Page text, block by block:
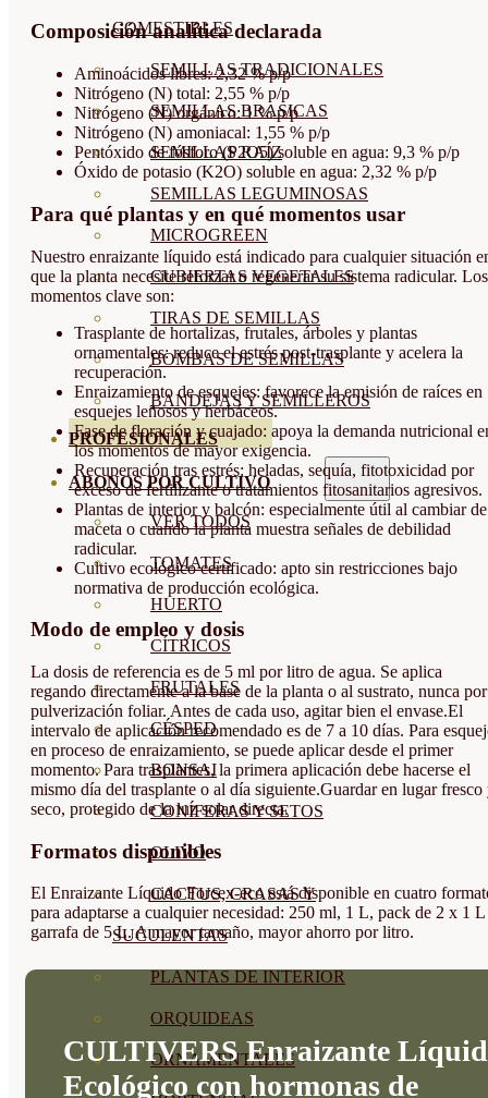
COMESTIBLES
SEMILLAS TRADICIONALES
SEMILLAS BRASICAS
SEMILLAS RAÍZ
SEMILLAS LEGUMINOSAS
MICROGREEN
CUBIERTAS VEGETALES
TIRAS DE SEMILLAS
BOMBAS DE SEMILLAS
BANDEJAS Y SEMILLEROS
PROFESIONALES
ABONOS POR CULTIVO
VER TODOS
TOMATES
HUERTO
CÍTRICOS
FRUTALES
CÉSPED
BONSAI
CONÍFERAS Y SETOS
OLIVO
CACTUS, CRASAS Y
SUCULENTAS
PLANTAS DE INTERIOR
ORQUIDEAS
ORNAMENTALES
Composición analítica declarada
Aminoácidos libres: 2,32 % p/p
Nitrógeno (N) total: 2,55 % p/p
Nitrógeno (N) orgánico: 1 % p/p
Nitrógeno (N) amoniacal: 1,55 % p/p
Pentóxido de fósforo (P2O5) soluble en agua: 9,3 % p/p
Óxido de potasio (K2O) soluble en agua: 2,32 % p/p
Para qué plantas y en qué momentos usar
Nuestro enraizante líquido está indicado para cualquier situación
que la planta necesite reforzar o regenerar su sistema radicular. Los
momentos clave son:
Trasplante de hortalizas, frutales, árboles y plantas
ornamentales: reduce el estrés post-trasplante y acelera la
recuperación.
Enraizamiento de esquejes: favorece la emisión de raíces en
esquejes leñosos y herbáceos.
Fase de floración y cuajado: apoya la demanda nutricional
los momentos de mayor exigencia.
Recuperación tras estrés: heladas, sequía, fitotoxicidad por
exceso de fertilizante o tratamientos fitosanitarios agresivos.
Plantas de interior y balcón: especialmente útil al cambiar de
maceta o cuando la planta muestra señales de debilidad
radicular.
Cultivo ecológico certificado: apto sin restricciones bajo
normativa de producción ecológica.
Modo de empleo y dosis
La dosis de referencia es de 5 ml por litro de agua. Se aplica
regando directamente a la base de la planta o al sustrato, nunca por
pulverización foliar. Antes de cada uso, agitar bien el envase.El
intervalo de aplicación recomendado es de 7 a 10 días. Para
en proceso de enraizamiento, se puede aplicar desde el primer
momento. Para trasplantes, la primera aplicación debe hacerse el
mismo día del trasplante o al día siguiente.Guardar en lugar fresco
seco, protegido de la luz solar directa.
Formatos disponibles
El Enraizante Líquido Forcex-eco está disponible en cuatro
para adaptarse a cualquier necesidad: 250 ml, 1 L, pack de 2 x 1
garrafa de 5 L. A mayor tamaño, mayor ahorro por litro.
CULTIVERS Enraizante
Ecológico con hormonas de